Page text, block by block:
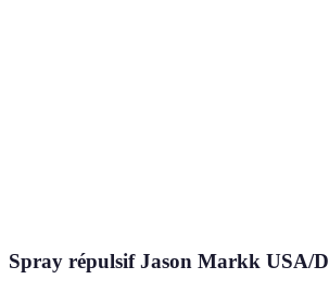
Spray répulsif Jason Markk USA/D